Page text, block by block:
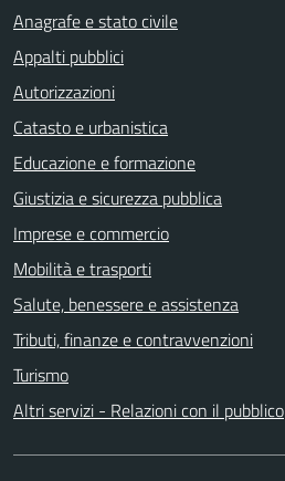
Anagrafe e stato civile
Appalti pubblici
Autorizzazioni
Catasto e urbanistica
Educazione e formazione
Giustizia e sicurezza pubblica
Imprese e commercio
Mobilità e trasporti
Salute, benessere e assistenza
Tributi, finanze e contravvenzioni
Turismo
Altri servizi - Relazioni con il pubblico